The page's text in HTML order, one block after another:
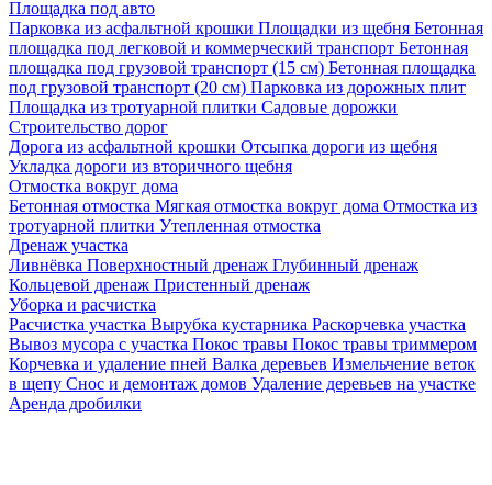
Площадка под авто
Парковка из асфальтной крошки Площадки из щебня Бетонная
площадка под легковой и коммерческий транспорт Бетонная
площадка под грузовой транспорт (15 см) Бетонная площадка
под грузовой транспорт (20 см) Парковка из дорожных плит
Площадка из тротуарной плитки Садовые дорожки
Строительство дорог
Дорога из асфальтной крошки Отсыпка дороги из щебня
Укладка дороги из вторичного щебня
Отмостка вокруг дома
Бетонная отмостка Мягкая отмостка вокруг дома Отмостка из
тротуарной плитки Утепленная отмостка
Дренаж участка
Ливнёвка Поверхностный дренаж Глубинный дренаж
Кольцевой дренаж Пристенный дренаж
Уборка и расчистка
Расчистка участка Вырубка кустарника Раскорчевка участка
Вывоз мусора с участка Покос травы Покос травы триммером
Корчевка и удаление пней Валка деревьев Измельчение веток
в щепу Снос и демонтаж домов Удаление деревьев на участке
Аренда дробилки